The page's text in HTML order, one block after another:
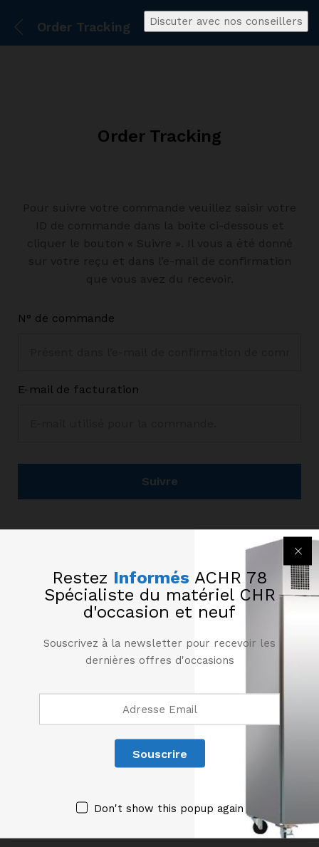
Order Tracking
Order Tracking
N° de commande
E-mail de facturation
Suivre
CONTACT
01 61 04 95 64
06 14 54 32 12
128 Rue Léon Jouhaux, 78500 Sartrouville
Restez Informés ACHR 78
Spécialiste du matériel CHR
d'occasion et neuf
Souscrivez à la newsletter pour recevoir les
dernières offres d'occasions
Don't show this popup again
Discuter avec nos conseillers